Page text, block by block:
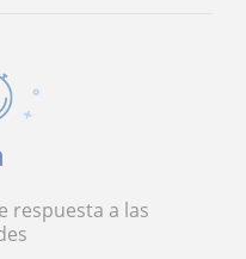
respuesta a las